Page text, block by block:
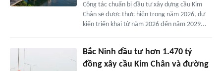
Công tác chuẩn bị đầu tư xây dựng cầu Kim
Chân sẽ được thực hiện trong năm 2026, dự
kiến triển khai từ năm 2026 đến năm 2029...
Bắc Ninh đầu tư hơn 1.470 tỷ
đồng xây cầu Kim Chân và đường